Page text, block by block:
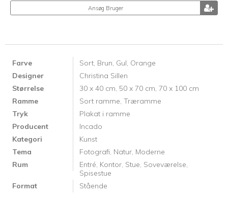
Ansøg Bruger
Farve Sort, Brun, Gul, Orange
Designer
Christina Sillen
Størrelse
30 x 40 cm, 50 x 70 cm, 70 x 100 cm
Ramme
Sort ramme, Træramme
Tryk
Plakat i ramme
Producent
Incado
Kategori
Kunst
Tema
Fotografi, Natur, Moderne
Rum
Entré, Kontor, Stue, Soveværelse,
Spisestue
Format
Stående